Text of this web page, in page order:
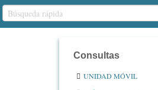
Consultas
UNIDAD MÓVIL